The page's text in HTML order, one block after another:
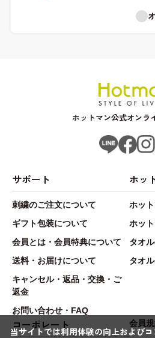
ホットマン公式オンラ
サポート
刺繍のご注文について
ギフト包装について
会員とは・会員特典について
送料・お届けについて
キャンセル・返品・交換・ご
返金
お問い合わせ・FAQ
ホッ
ホッ
ホッ
タオ
タオ
コーポレート
会員
当サイトでは利用体験の向上および